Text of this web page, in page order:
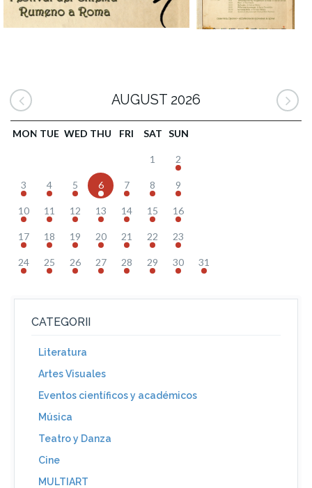
AUGUST 2026
MON TUE WED THU FRI SAT SUN
1 2
3 4 5 6 7 8 9
10 11 12 13 14 15 16
17 18 19 20 21 22 23
24 25 26 27 28 29 30 31
CATEGORII
Literatura
Artes Visuales
Eventos científicos y académicos
Música
Teatro y Danza
Cine
MULTIART